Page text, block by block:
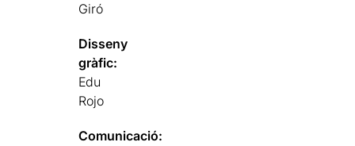
Giró
Disseny
gràfic:
Edu
Rojo
Comunicació: